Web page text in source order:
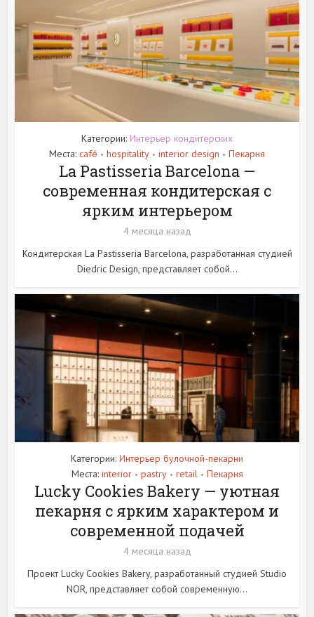
Категории: Интерьер кондитерских
Места: café • hospitality • interior design • Пекарня
La Pastisseria Barcelona —
современная кондитерская с
ярким интерьером
4 месяца назад
Кондитерская La Pastisseria Barcelona, разработанная студией
Diedric Design, представляет собой...
Категории: Интерьер булочной-пекарни
Места: interior • pastry • retail • Пекарня
Lucky Cookies Bakery — уютная
пекарня с ярким характером и
современной подачей
4 месяца назад
Проект Lucky Cookies Bakery, разработанный студией Studio
NOR, представляет собой современную...